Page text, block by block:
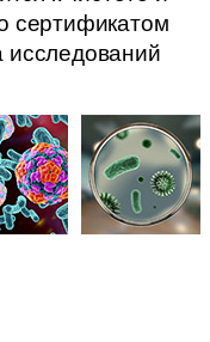
сертификатом
исследований